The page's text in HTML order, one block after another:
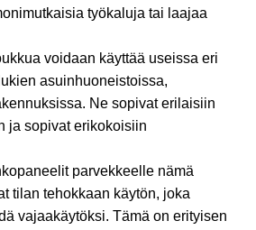
​​työkaluja tai laajaa
voidaan käyttää useissa eri
asuinhuoneistoissa,
Ne sopivat erilaisiin
ja sopivat erikokoisiin
parvekkeelle nämä
tilan tehokkaan käytön, joka
vajaakäytöksi. Tämä on erityisen